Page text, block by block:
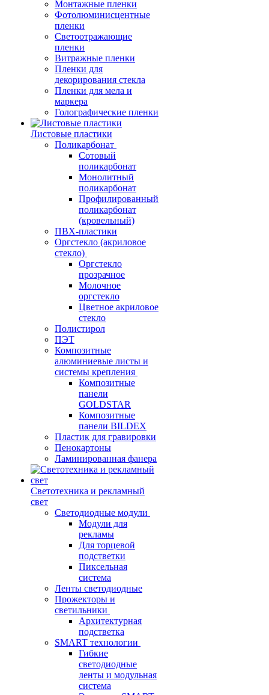
Монтажные пленки
Фотолюминисцентные
пленки
Светоотражающие
пленки
Витражные пленки
Пленки для
декорирования стекла
Пленки для мела и
маркера
Голографические пленки
Листовые пластики
Поликарбонат
Сотовый
поликарбонат
Монолитный
поликарбонат
Профилированный
поликарбонат
(кровельный)
ПВХ-пластики
Оргстекло (акриловое
стекло)
Оргстекло
прозрачное
Молочное
оргстекло
Цветное акриловое
стекло
Полистирол
ПЭТ
Композитные
алюминиевые листы и
системы крепления
Композитные
панели
GOLDSTAR
Композитные
панели BILDEX
Пластик для гравировки
Пенокартоны
Ламинированная фанера
Светотехника и рекламный
свет
Светодиодные модули
Модули для
рекламы
Для торцевой
подстветки
Пиксельная
система
Ленты светодиодные
Прожекторы и
светильники
Архитектурная
подстветка
SMART технологии
Гибкие
светодиодные
ленты и модульная
система